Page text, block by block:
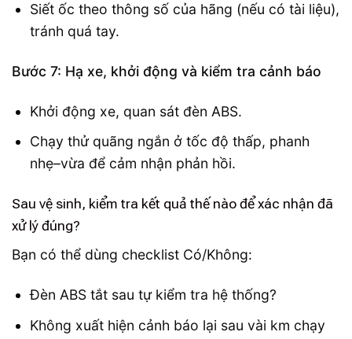
Siết ốc theo thông số của hãng (nếu có tài liệu),
tránh quá tay.
Bước 7: Hạ xe, khởi động và kiểm tra cảnh báo
Khởi động xe, quan sát đèn ABS.
Chạy thử quãng ngắn ở tốc độ thấp, phanh
nhẹ–vừa để cảm nhận phản hồi.
Sau vệ sinh, kiểm tra kết quả thế nào để xác nhận đã
xử lý đúng?
Bạn có thể dùng checklist Có/Không:
Đèn ABS tắt sau tự kiểm tra hệ thống?
Không xuất hiện cảnh báo lại sau vài km chạy